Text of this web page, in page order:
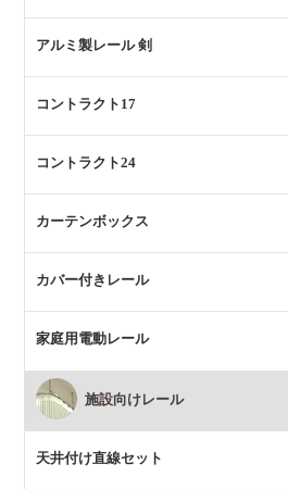
アルミ製レール 剣
コントラクト17
コントラクト24
カーテンボックス
カバー付きレール
家庭用電動レール
施設向けレール
天井付け直線セット